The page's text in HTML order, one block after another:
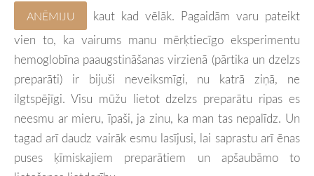
ANĒMIJU
kaut kad vēlāk. Pagaidām varu pateikt
vien to, ka vairums manu mērķtiecīgo eksperimentu
hemoglobīna paaugstināšanas virzienā (pārtika un dzelzs
preparāti) ir bijuši neveiksmīgi, nu katrā ziņā, ne
ilgtspējīgi. Visu mūžu lietot dzelzs preparātu ripas es
neesmu ar mieru, īpaši, ja zinu, ka man tas nepalīdz. Un
tagad arī daudz vairāk esmu lasījusi, lai saprastu arī ēnas
puses ķīmiskajiem preparātiem un apšaubāmo to